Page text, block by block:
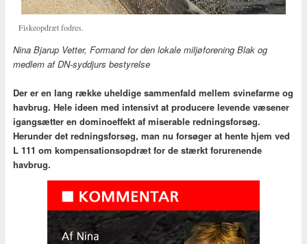
Fiskeopdræt fodres.
Nina Bjarup Vetter, Formand for den lokale miljøforening Blak og
medlem af DN-syddjurs bestyrelse
Der er en lang række uheldige sammenfald mellem svinefarme og
havbrug. Hele ideen med intensivt at producere levende væsener
igangsætter en dominoeffekt af miserable redningsforsøg.
Herunder det redningsforsøg, man nu forsøger at hente hjem ved
L 111 om kompensationsopdræt for de stærkt forurenende
havbrug.